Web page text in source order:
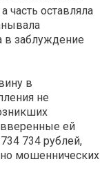
часть оставляла
в заблуждение
в
не
ей
734 рублей,
мошеннических